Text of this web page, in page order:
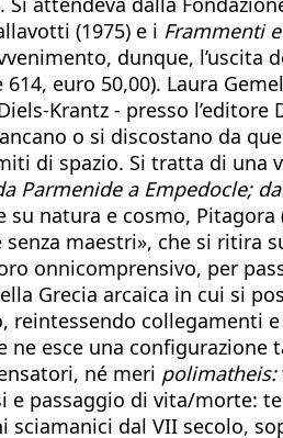
(1975) e i Frammenti
dunque, l’uscita
euro 50,00). Laura
Krantz - presso l’editore
o si discostano da
di spazio. Si tratta di una
Parmenide a Empedocle;
su natura e cosmo,
maestri», che si ritira
onnicomprensivo, per
Grecia arcaica in cui si
reintessendo collegamenti
esce una configurazione
né meri polimatheis:
e passaggio di vita/morte:
sciamanici dal VII secolo,